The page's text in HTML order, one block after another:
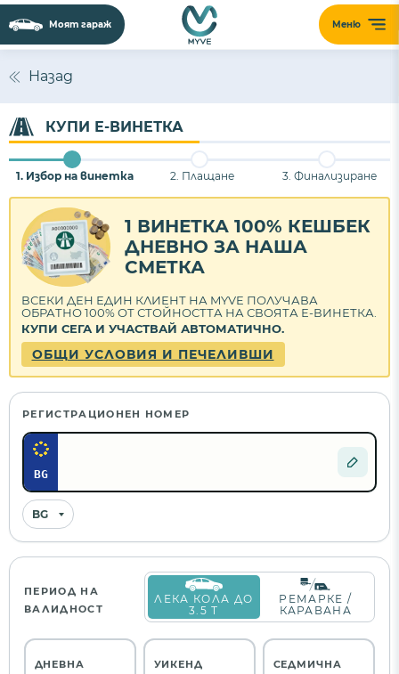
Меню
Моят гараж
Назад
КУПИ Е-ВИНЕТКА
1. Избор на винетка 2. Плащане 3. Финализиране
1 ВИНЕТКА 100% КЕШБЕК
ДНЕВНО ЗА НАША
СМЕТКА
ВСЕКИ ДЕН ЕДИН КЛИЕНТ НА MYVE ПОЛУЧАВА
ОБРАТНО 100% ОТ СТОЙНОСТТА НА СВОЯТА Е-ВИНЕТКА.
КУПИ СЕГА И УЧАСТВАЙ АВТОМАТИЧНО.
ОБЩИ УСЛОВИЯ И ПЕЧЕЛИВШИ
РЕГИСТРАЦИОНЕН НОМЕР
BG
BG
ПЕРИОД НА
ВАЛИДНОСТ
ЛЕКА КОЛА ДО
3.5 Т
РЕМАРКЕ /
КАРАВАНА
ДНЕВНА УИКЕНД СЕДМИЧНА